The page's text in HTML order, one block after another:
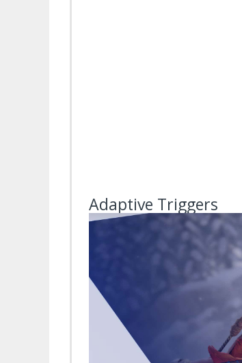
Adaptive Triggers